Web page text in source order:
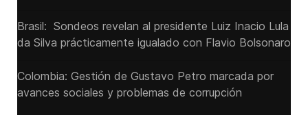
Brasil: Sondeos revelan al presidente Luiz Inacio Lula
da Silva prácticamente igualado con Flavio Bolsonaro
Colombia: Gestión de Gustavo Petro marcada por
avances sociales y problemas de corrupción